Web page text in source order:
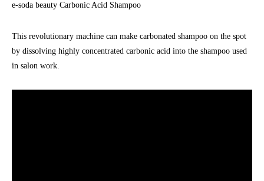
e-soda beauty Carbonic Acid Shampoo
This revolutionary machine can make carbonated shampoo on the spot
by dissolving highly concentrated carbonic acid into the shampoo used
in salon work.